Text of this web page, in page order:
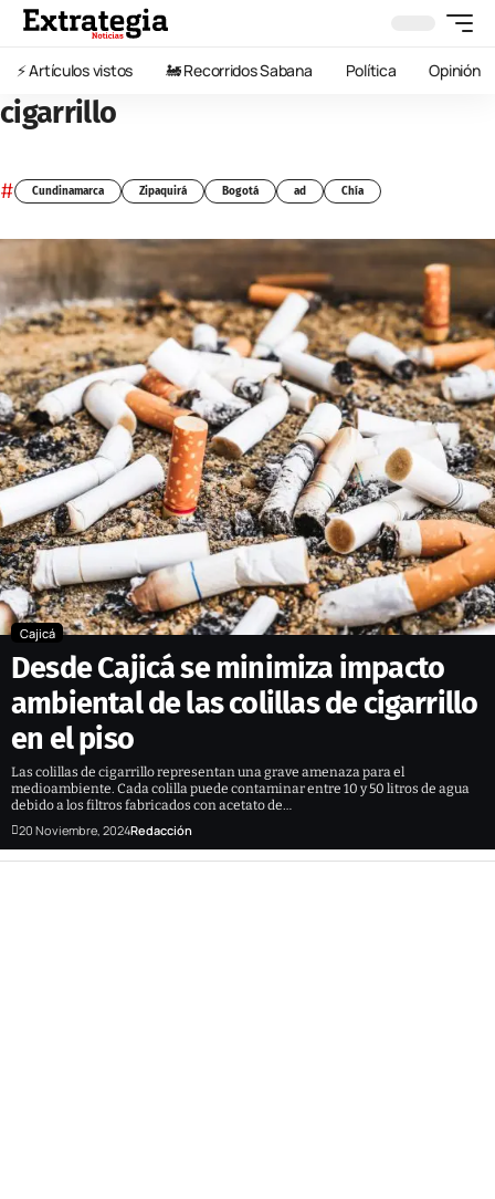
⚡️ Artículos vistos 🚂 Recorridos Sabana Política Opinión
cigarrillo
# Cundinamarca Zipaquirá Bogotá ad Chía
Cajicá
Desde Cajicá se minimiza impacto
ambiental de las colillas de cigarrillo
en el piso
Las colillas de cigarrillo representan una grave amenaza para el
medioambiente. Cada colilla puede contaminar entre 10 y 50 litros de agua
debido a los filtros fabricados con acetato de…
20 Noviembre, 2024Redacción